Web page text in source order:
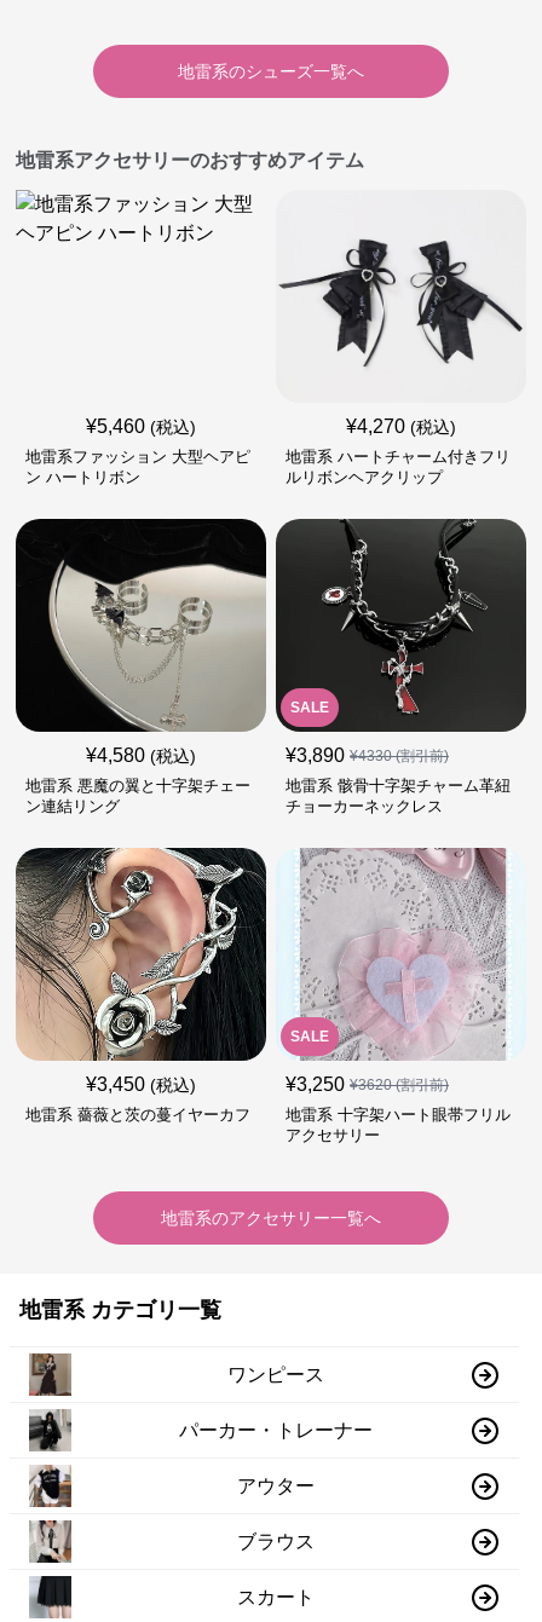
地雷系のシューズ一覧へ
地雷系アクセサリーのおすすめアイテム
¥5,460 (税込)
地雷系ファッション 大型ヘアピ
ン ハートリボン
¥4,270 (税込)
地雷系 ハートチャーム付きフリ
ルリボンヘアクリップ
¥4,580 (税込)
地雷系 悪魔の翼と十字架チェー
ン連結リング
SALE
¥3,890 ¥4330(割引前)
地雷系 骸骨十字架チャーム革紐
チョーカーネックレス
¥3,450 (税込)
地雷系 薔薇と茨の蔓イヤーカフ
SALE
¥3,250 ¥3620(割引前)
地雷系 十字架ハート眼帯フリル
アクセサリー
地雷系のアクセサリー一覧へ
地雷系 カテゴリ一覧
ワンピース
パーカー・トレーナー
アウター
ブラウス
スカート